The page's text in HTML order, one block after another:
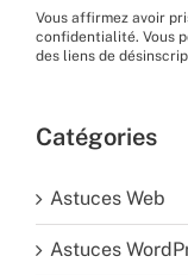
Vous affirmez avoir
confidentialité. Vous
des liens de
Catégories
Astuces Web
Astuces